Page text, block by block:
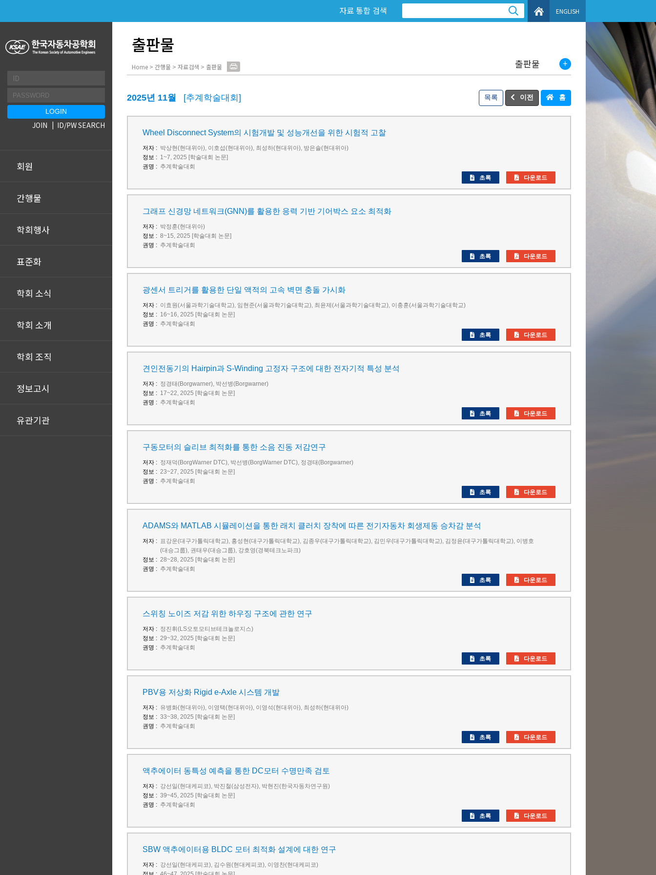
회원
간행물
학회행사
표준화
학회 소식
학회 소개
학회 조직
정보고시
유관기관
JOIN ID/PW SEARCH
자료 통합 검색 ENGLISH
출판물
Home > 간행물 > 자료검색 > 출판물 출판물
2025년 11월 [추계학술대회] 목록 이전 홈
Wheel Disconnect System의 시험개발 및 성능개선을 위한 시험적 고찰
저자 : 박상현(현대위아), 이호섭(현대위아), 최성하(현대위아), 방은솔(현대위아)
정보 : 1~7, 2025 [학술대회 논문]
권명 : 추계학술대회
초록 다운로드
그래프 신경망 네트워크(GNN)를 활용한 응력 기반 기어박스 요소 최적화
저자 : 박정훈(현대위아)
정보 : 8~15, 2025 [학술대회 논문]
권명 : 추계학술대회
초록 다운로드
광센서 트리거를 활용한 단일 액적의 고속 벽면 충돌 가시화
저자 : 이효원(서울과학기술대학교), 임현준(서울과학기술대학교), 최윤제(서울과학기술대학교), 이충훈(서울과학기술대학교)
정보 : 16~16, 2025 [학술대회 논문]
권명 : 추계학술대회
초록 다운로드
견인전동기의 Hairpin과 S-Winding 고정자 구조에 대한 전자기적 특성 분석
저자 : 정경태(Borgwarner), 박선병(Borgwarner)
정보 : 17~22, 2025 [학술대회 논문]
권명 : 추계학술대회
초록 다운로드
구동모터의 슬리브 최적화를 통한 소음 진동 저감연구
저자 : 정재덕(BorgWarner DTC), 박선병(BorgWarner DTC), 정경태(Borgwarner)
정보 : 23~27, 2025 [학술대회 논문]
권명 : 추계학술대회
초록 다운로드
ADAMS와 MATLAB 시뮬레이션을 통한 래치 클러치 장착에 따른 전기자동차 회생제동 승차감 분석
저자 : 표강운(대구가톨릭대학교), 홍성현(대구가톨릭대학교), 김종우(대구가톨릭대학교), 김민우(대구가톨릭대학교), 김정윤(대구가톨릭대학교), 이병호
(대승그룹), 권태우(대승그룹), 강호영(경북테크노파크)
정보 : 28~28, 2025 [학술대회 논문]
권명 : 추계학술대회
초록 다운로드
스위칭 노이즈 저감 위한 하우징 구조에 관한 연구
저자 : 정진휘(LS오토모티브테크놀로지스)
정보 : 29~32, 2025 [학술대회 논문]
권명 : 추계학술대회
초록 다운로드
PBV용 저상화 Rigid e-Axle 시스템 개발
저자 : 유병화(현대위아), 이영택(현대위아), 이영석(현대위아), 최성하(현대위아)
정보 : 33~38, 2025 [학술대회 논문]
권명 : 추계학술대회
초록 다운로드
액추에이터 동특성 예측을 통한 DC모터 수명만족 검토
저자 : 강선일(현대케피코), 박진철(삼성전자), 박현진(한국자동차연구원)
정보 : 39~45, 2025 [학술대회 논문]
권명 : 추계학술대회
초록 다운로드
SBW 액추에이터용 BLDC 모터 최적화 설계에 대한 연구
저자 : 강선일(현대케피코), 김수원(현대케피코), 이영찬(현대케피코)